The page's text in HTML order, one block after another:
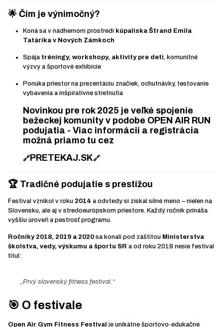
🌟 Čím je výnimočný?
Koná sa v nádhernom prostredí kúpaliska Štrand Emila
Tatárika v Nových Zámkoch
Spája tréningy, workshopy, aktivity pre deti, komunitné
výzvy a športové exhibície
Ponúka priestor na prezentáciu značiek, ochutnávky, testovanie
vybavenia a inšpiratívne stretnutia
Novinkou pre rok 2025 je veľké spojenie
bežeckej komunity v podobe OPEN AIR RUN
podujatia - Viac informácií a registrácia
možná priamo tu cez
🔗 PRETEKAJ.SK🔗
🏆 Tradičné podujatie s prestížou
Festival vznikol v roku 2014 a odvtedy si získal silné meno – nielen na
Slovensku, ale aj v stredoeurópskom priestore. Každý ročník prináša
vyššiu úroveň a pestrosť programu.
Ročníky 2018, 2019 a 2020 sa konali pod záštitou Ministerstva
školstva, vedy, výskumu a športu SR a od roku 2018 nesie festival
titul:
„Prvý slovenský fitness festival.“
🎯 O festivale
Open Air Gym Fitness Festival je unikátne športovo-edukačné